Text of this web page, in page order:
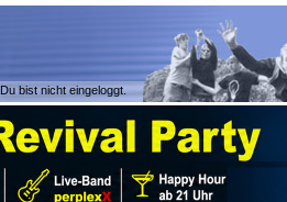
Du bist nicht eingeloggt.